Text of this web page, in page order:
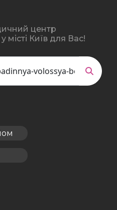
центр
Київ для Вас!